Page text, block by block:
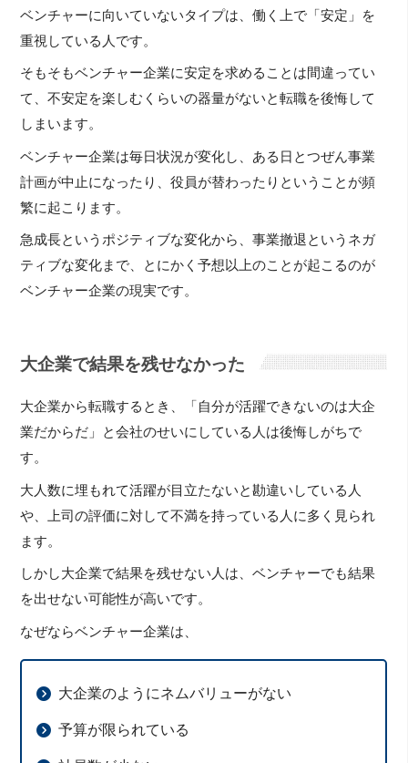
ベンチャーに向いていないタイプは、働く上で「安定」を
重視している人です。
そもそもベンチャー企業に安定を求めることは間違ってい
て、不安定を楽しむくらいの器量がないと転職を後悔して
しまいます。
ベンチャー企業は毎日状況が変化し、ある日とつぜん事業
計画が中止になったり、役員が替わったりということが頻
繁に起こります。
急成長というポジティブな変化から、事業撤退というネガ
ティブな変化まで、とにかく予想以上のことが起こるのが
ベンチャー企業の現実です。
大企業で結果を残せなかった
大企業から転職するとき、「自分が活躍できないのは大企
業だからだ」と会社のせいにしている人は後悔しがちで
す。
大人数に埋もれて活躍が目立たないと勘違いしている人
や、上司の評価に対して不満を持っている人に多く見られ
ます。
しかし大企業で結果を残せない人は、ベンチャーでも結果
を出せない可能性が高いです。
なぜならベンチャー企業は、
大企業のようにネムバリューがない
予算が限られている